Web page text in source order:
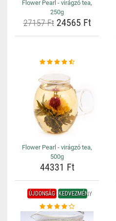
Flower Pearl - virágzó tea,
250g
27157 Ft24565 Ft
Flower Pearl - virágzó tea,
500g
44331 Ft
ÚJDONSÁG KEDVEZMÉNY